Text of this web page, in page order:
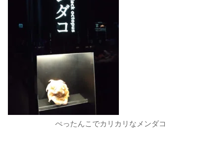
ぺったんこでカリカリなメンダコ